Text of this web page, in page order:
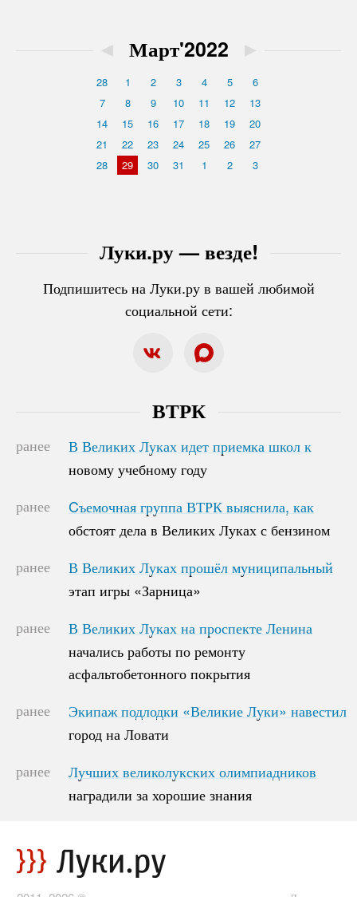
Луки.ру — везде!
Подпишитесь на Луки.ру в вашей любимой
социальной сети:
◄ Март'2022 ►
28 1 2 3 4 5
6
7
8 9 10 11 12
13
14
15 16 17 18 19
20
21
22 23 24 25 26
27
28
29 30 31 1 2 3
ВТРК
ранее
В Великих Луках идет приемка школ к
новому учебному году
В Великих Луках идет приемка школ к
новому учебному году
ранее
Cъемочная группа ВТРК выяснила, как
обстоят дела в Великих Луках с бензином
Cъемочная группа ВТРК выяснила, как
обстоят дела в Великих Луках с бензином
ранее
В Великих Луках прошёл муниципальный
этап игры «Зарница»
В Великих Луках прошёл муниципальный
этап игры «Зарница»
ранее
В Великих Луках на проспекте Ленина
начались работы по ремонту
асфальтобетонного покрытия
В Великих Луках на проспекте Ленина
начались работы по ремонту
асфальтобетонного покрытия
ранее
Экипаж подлодки «Великие Луки» навестил
город на Ловати
Экипаж подлодки «Великие Луки» навестил
город на Ловати
ранее
Лучших великолукских олимпиадников
наградили за хорошие знания
Лучших великолукских олимпиадников
наградили за хорошие знания